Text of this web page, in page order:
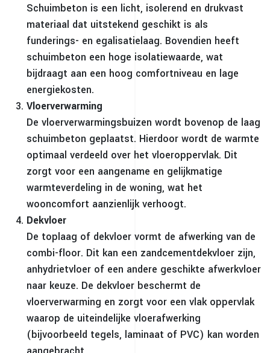
Schuimbeton is een licht, isolerend en drukvast
materiaal dat uitstekend geschikt is als
funderings- en egalisatielaag. Bovendien heeft
schuimbeton een hoge isolatiewaarde, wat
bijdraagt aan een hoog comfortniveau en lage
energiekosten.
Vloerverwarming
De vloerverwarmingsbuizen wordt bovenop de laag
schuimbeton geplaatst. Hierdoor wordt de warmte
optimaal verdeeld over het vloeroppervlak. Dit
zorgt voor een aangename en gelijkmatige
warmteverdeling in de woning, wat het
wooncomfort aanzienlijk verhoogt.
Dekvloer
De toplaag of dekvloer vormt de afwerking van de
combi-floor. Dit kan een zandcementdekvloer zijn,
anhydrietvloer of een andere geschikte afwerkvloer
naar keuze. De dekvloer beschermt de
vloerverwarming en zorgt voor een vlak oppervlak
waarop de uiteindelijke vloerafwerking
(bijvoorbeeld tegels, laminaat of PVC) kan worden